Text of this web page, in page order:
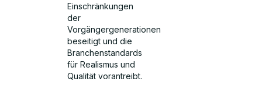
Einschränkungen
der
Vorgängergenerationen
beseitigt und die
Branchenstandards
für Realismus und
Qualität vorantreibt.